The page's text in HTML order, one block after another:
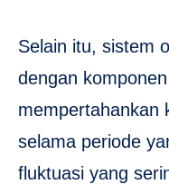
Selain itu, sistem
dengan
mempertahankan
selama periode
fluktuasi yang